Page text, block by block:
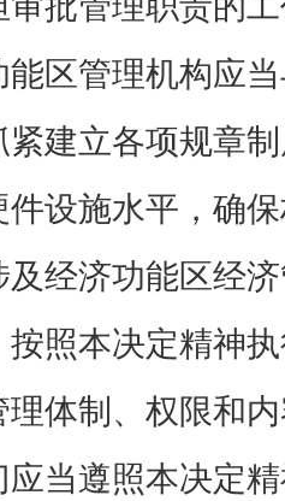
区管理机构应
建立各项规章
件设施水平，确
济功能区经济
照本决定精神
体制、权限和
当遵照本决定